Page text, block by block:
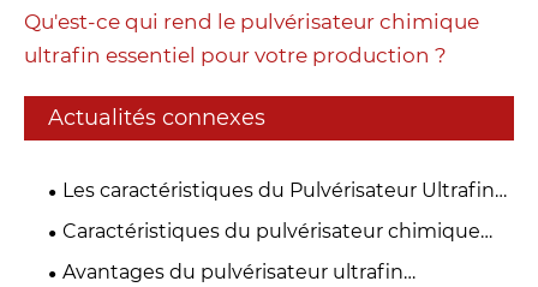
Qu'est-ce qui rend le pulvérisateur chimique
ultrafin essentiel pour votre production ?
Actualités connexes
Les caractéristiques du Pulvérisateur Ultrafin
Grains.
Caractéristiques du pulvérisateur chimique
ultrafin.
Avantages du pulvérisateur ultrafin